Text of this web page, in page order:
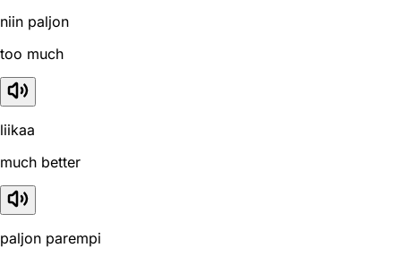
niin paljon
too much
liikaa
much better
paljon parempi